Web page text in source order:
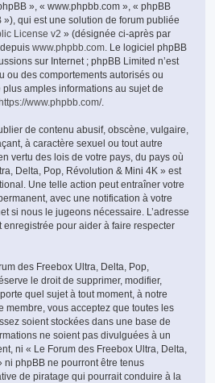
», « www.phpbb.com », « phpBB
»), qui est une solution de forum publiée
License v2 » (désignée ci-après par
www.phpbb.com. Le logiciel phpBB
sur Internet ; phpBB Limited n’est
ou des comportements autorisés ou
amples informations au sujet de
https://www.phpbb.com/.
de contenu abusif, obscène, vulgaire,
à caractère sexuel ou tout autre
vertu des lois de votre pays, du pays où
Delta, Pop, Révolution & Mini 4K » est
Une telle action peut entraîner votre
avec une notification à votre
si nous le jugeons nécessaire. L’adresse
enregistrée pour aider à faire respecter
des Freebox Ultra, Delta, Pop,
le droit de supprimer, modifier,
quel sujet à tout moment, à notre
membre, vous acceptez que toutes les
soient stockées dans une base de
ne soient pas divulguées à un
ni « Le Forum des Freebox Ultra, Delta,
ni phpBB ne pourront être tenus
de piratage qui pourrait conduire à la